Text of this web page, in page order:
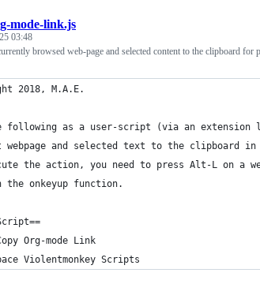
mode-link.js
03:48
browsed web-page and selected content to the clipboard for
2018, M.A.E.
following as a user-script (via an extension
and selected text to the clipboard
the action, you need to press Alt-L on a
onkeyup function.
Org-mode Link
Violentmonkey Scripts